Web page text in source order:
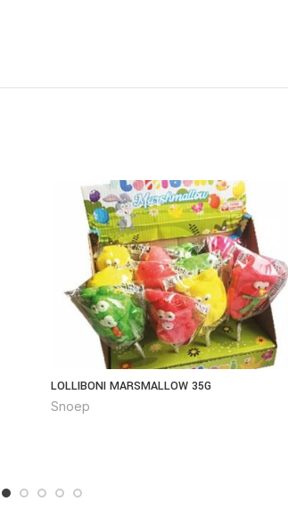
LOLLIBONI MARSMALLOW 35G
Snoep